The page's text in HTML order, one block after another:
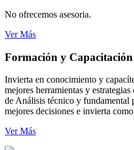
No ofrecemos asesoria.
Ver Más
Formación y Capacitación
Invierta en conocimiento y
mejores herramientas y
de Análisis técnico y fundamental
mejores decisiones e invierta
Ver Más